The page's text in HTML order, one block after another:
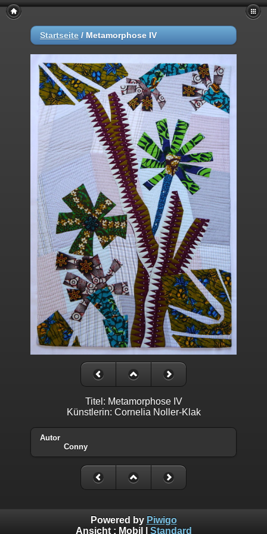
Startseite / Metamorphose IV
Titel: Metamorphose IV
Künstlerin: Cornelia Noller-Klak
Autor
Conny
Powered by Piwigo
Ansicht : Mobil Standard